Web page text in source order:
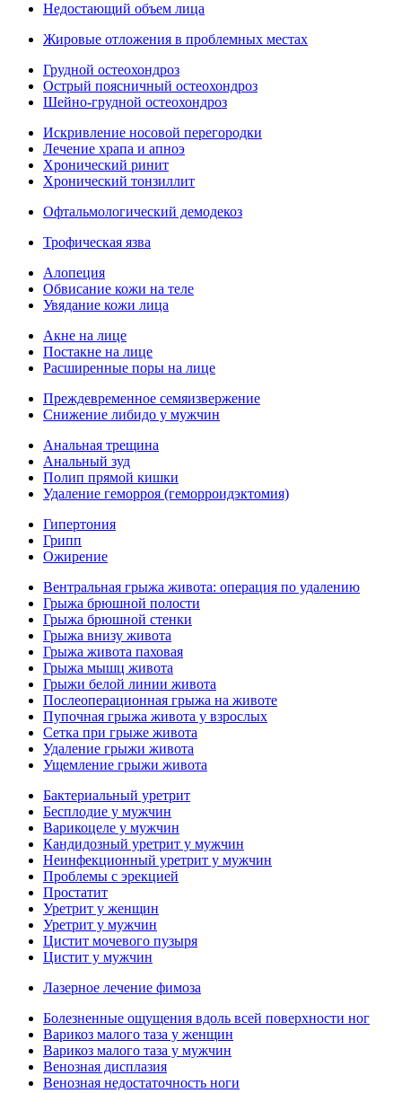
Недостающий объем лица
Жировые отложения в проблемных местах
Грудной остеохондроз
Острый поясничный остеохондроз
Шейно-грудной остеохондроз
Искривление носовой перегородки
Лечение храпа и апноэ
Хронический ринит
Хронический тонзиллит
Офтальмологический демодекоз
Трофическая язва
Алопеция
Обвисание кожи на теле
Увядание кожи лица
Акне на лице
Постакне на лице
Расширенные поры на лице
Преждевременное семяизвержение
Снижение либидо у мужчин
Анальная трещина
Анальный зуд
Полип прямой кишки
Удаление геморроя (геморроидэктомия)
Гипертония
Грипп
Ожирение
Вентральная грыжа живота: операция по удалению
Грыжа брюшной полости
Грыжа брюшной стенки
Грыжа внизу живота
Грыжа живота паховая
Грыжа мышц живота
Грыжи белой линии живота
Послеоперационная грыжа на животе
Пупочная грыжа живота у взрослых
Сетка при грыже живота
Удаление грыжи живота
Ущемление грыжи живота
Бактериальный уретрит
Бесплодие у мужчин
Варикоцеле у мужчин
Кандидозный уретрит у мужчин
Неинфекционный уретрит у мужчин
Проблемы с эрекцией
Простатит
Уретрит у женщин
Уретрит у мужчин
Цистит мочевого пузыря
Цистит у мужчин
Лазерное лечение фимоза
Болезненные ощущения вдоль всей поверхности ног
Варикоз малого таза у женщин
Варикоз малого таза у мужчин
Венозная дисплазия
Венозная недостаточность ноги